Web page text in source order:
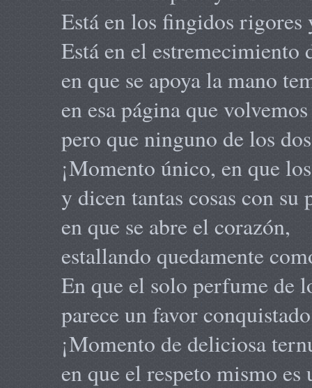
Está en los fingidos rigores
Está en el estremecimiento
en que se apoya la mano
en esa página que
pero que ninguno de los
¡Momento único, en que
y dicen tantas cosas con su
en que se abre el corazón,
estallando quedamente
En que el solo perfume de
parece un favor
¡Momento de deliciosa
en que el respeto mismo